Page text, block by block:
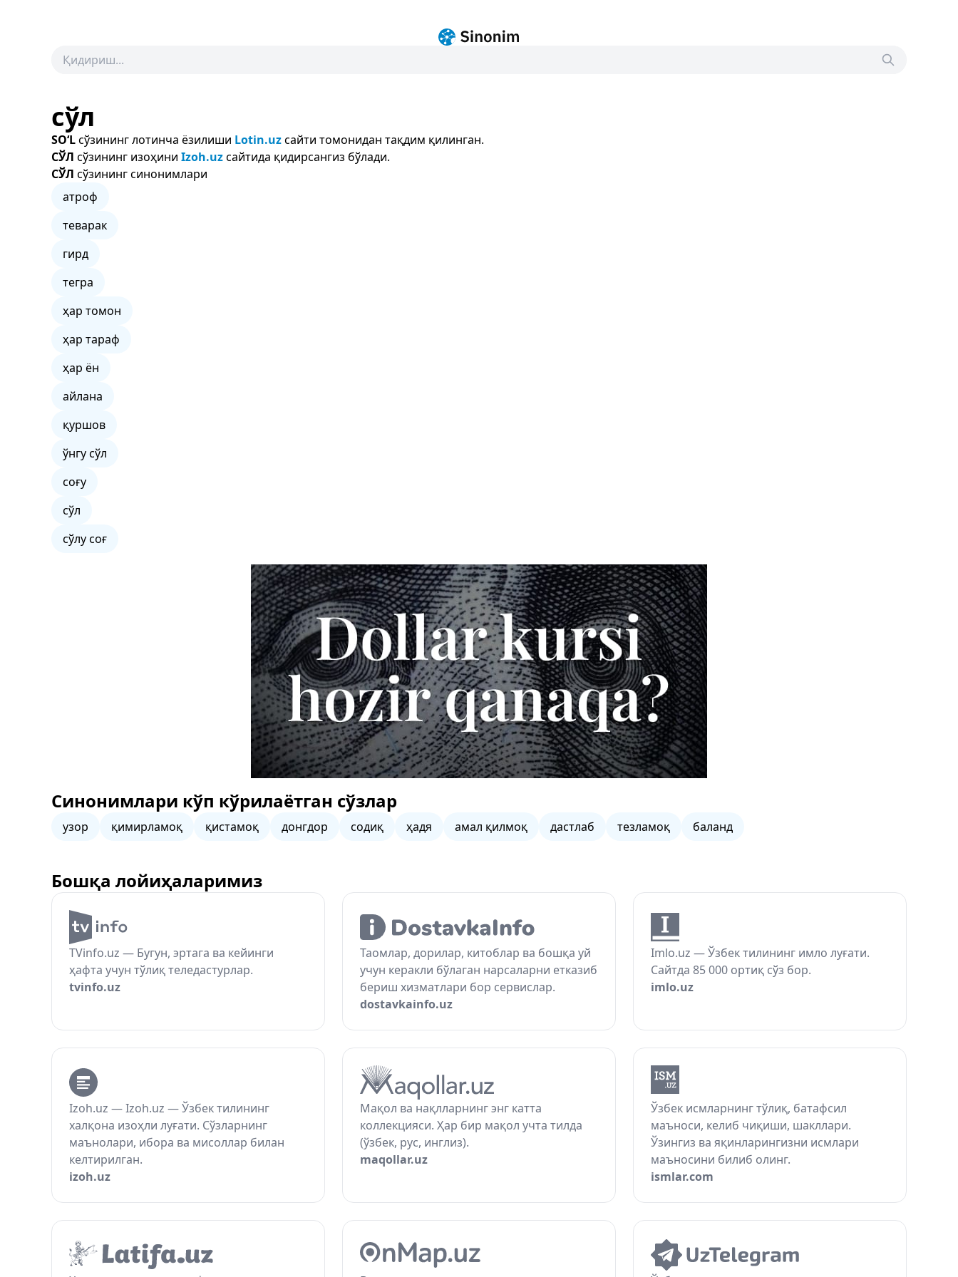
сўл
SO‘Lсўзининг лотинча ёзилиши Lotin.uzсайти томонидан тақдим қилинган.
СЎЛ сўзининг изоҳини Izoh.uzсайтида қидирсангиз бўлади.
СЎЛ сўзининг синонимлари
атроф
теварак
гирд
тегра
ҳар томон
ҳар тараф
ҳар ён
айлана
қуршов
ўнгу сўл
соғу
сўл
сўлу соғ
Синонимлари кўп кўрилаётган сўзлар
узор қимирламоқ қистамоқ донгдор содиқ ҳадя амал қилмоқ дастлаб тезламоқ баланд
Бошқа лойиҳаларимиз
TVinfo.uz — Бугун, эртага ва кейинги
ҳафта учун тўлиқ теледастурлар.
tvinfo.uz
Таомлар, дорилар, китоблар ва бошқа уй
учун керакли бўлаган нарсаларни етказиб
бериш хизматлари бор сервислар.
dostavkainfo.uz
Imlo.uz — Ўзбек тилининг имло луғати.
Сайтда 85 000 ортиқ сўз бор.
imlo.uz
Izoh.uz — Izoh.uz — Ўзбек тилининг
халқона изоҳли луғати. Сўзларнинг
маънолари, ибора ва мисоллар билан
келтирилган.
izoh.uz
Мақол ва нақлларнинг энг катта
коллекцияси. Ҳар бир мақол учта тилда
(ўзбек, рус, инглиз).
maqollar.uz
Ўзбек исмларнинг тўлиқ, батафсил
маъноси, келиб чиқиши, шакллари.
Ўзингиз ва яқинларингизни исмлари
маъносини билиб олинг.
ismlar.com